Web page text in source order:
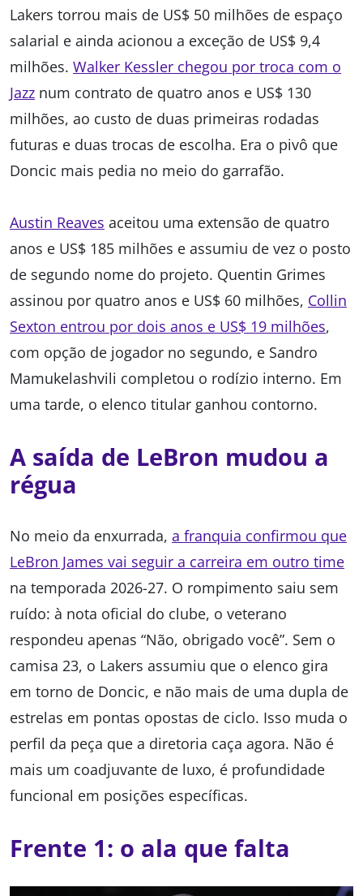
Lakers torrou mais de US$ 50 milhões de espaço
salarial e ainda acionou a exceção de US$ 9,4
milhões. Walker Kessler chegou por troca com o
Jazz num contrato de quatro anos e US$ 130
milhões, ao custo de duas primeiras rodadas
futuras e duas trocas de escolha. Era o pivô que
Doncic mais pedia no meio do garrafão.
Austin Reaves aceitou uma extensão de quatro
anos e US$ 185 milhões e assumiu de vez o posto
de segundo nome do projeto. Quentin Grimes
assinou por quatro anos e US$ 60 milhões, Collin
Sexton entrou por dois anos e US$ 19 milhões,
com opção de jogador no segundo, e Sandro
Mamukelashvili completou o rodízio interno. Em
uma tarde, o elenco titular ganhou contorno.
A saída de LeBron mudou a
régua
No meio da enxurrada, a franquia confirmou que
LeBron James vai seguir a carreira em outro time
na temporada 2026-27. O rompimento saiu sem
ruído: à nota oficial do clube, o veterano
respondeu apenas “Não, obrigado você”. Sem o
camisa 23, o Lakers assumiu que o elenco gira
em torno de Doncic, e não mais de uma dupla de
estrelas em pontas opostas de ciclo. Isso muda o
perfil da peça que a diretoria caça agora. Não é
mais um coadjuvante de luxo, é profundidade
funcional em posições específicas.
Frente 1: o ala que falta